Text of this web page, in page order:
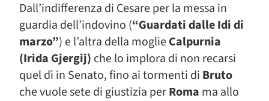
Dall’indifferenza di Cesare per la messa in
guardia dell’indovino (“Guardati dalle Idi di
marzo”) e l’altra della moglieCalpurnia
(Irida Gjergij) che lo implora di non recarsi
quel dì in Senato, fino ai tormenti di Bruto
che vuole sete di giustizia perRoma ma allo